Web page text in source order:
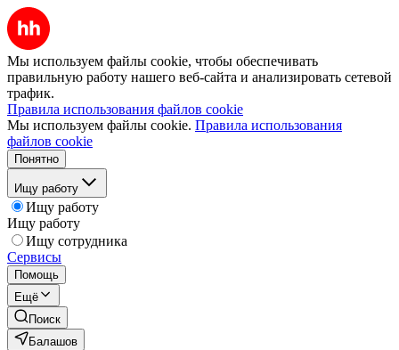
Мы используем файлы cookie, чтобы обеспечивать
правильную работу нашего веб-сайта и анализировать сетевой
трафик.
Правила использования файлов cookie
Мы используем файлы cookie. Правила использования
файлов cookie
Понятно
Ищу работу
Ищу работу
Ищу работу
Ищу сотрудника
Сервисы
Помощь
Ещё
Поиск
Балашов